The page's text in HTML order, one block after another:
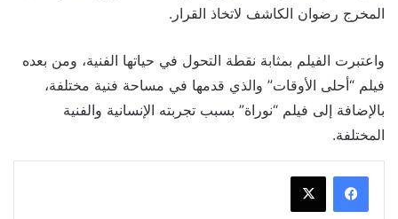
المخرج رضوان الكاشف لاتخاذ القرار.
واعتبرت الفيلم بمثابة نقطة التحول في حياتها الفنية، ومن بعده
فيلم “أحلى الأوقات” والذي قدمها في مساحة فنية مختلفة،
بالإضافة إلى فيلم “نوراة” بسبب تجربته الإنسانية والفنية
المختلفة.